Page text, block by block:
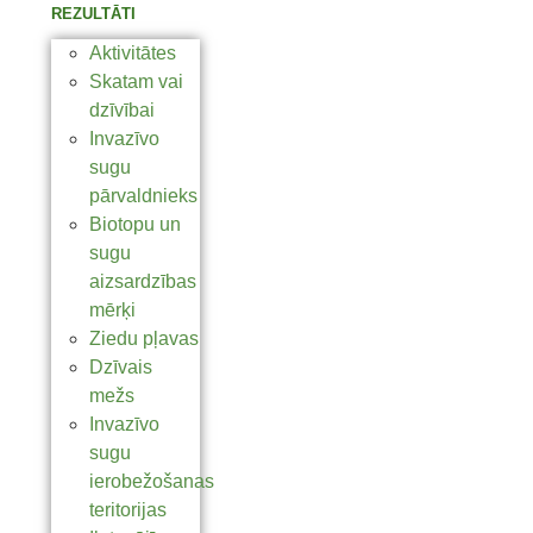
REZULTĀTI
Aktivitātes
Skatam vai
dzīvībai
Invazīvo
sugu
pārvaldnieks
Biotopu un
sugu
aizsardzības
mērķi
Ziedu pļavas
Dzīvais
mežs
Invazīvo
sugu
ierobežošanas
teritorijas